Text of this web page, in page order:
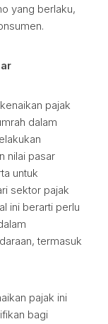
yang berlaku,
pajak
dalam
nilai pasar
untuk
sektor pajak
ini berarti perlu
termasuk
pajak ini
bagi